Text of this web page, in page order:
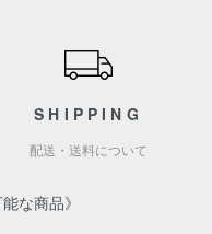
SHIPPING
配送・送料について
な商品》